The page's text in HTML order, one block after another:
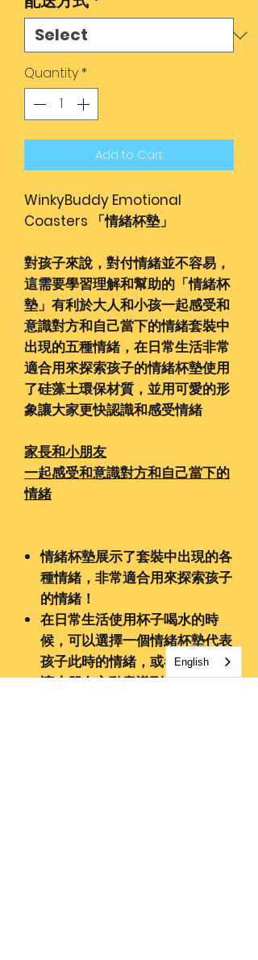
Quantity *
Add to Cart
WinkyBuddy Emotional
Coasters 「情緒杯墊」
對孩子來說，對付情緒並不容易，
這需要學習理解和幫助的「情緒杯
墊」有利於大人和小孩一起感受和
意識對方和自己當下的情緒套裝中
出現的五種情緒，在日常生活非常
適合用來探索孩子的情緒杯墊使用
了硅藻土環保材質，並用可愛的形
象讓大家更快認識和感受情緒
家長和小朋友
一起感受和意識對方和自己當下的
情緒
情緒杯墊展示了套裝中出現的各
種情緒，非常適合用來探索孩子
的情緒！
在日常生活使用杯子喝水的時
候，可以選擇一個情緒杯墊代表
孩子此時的情緒，或者通過詢問
讓小朋友主動意識到。例如：小
English